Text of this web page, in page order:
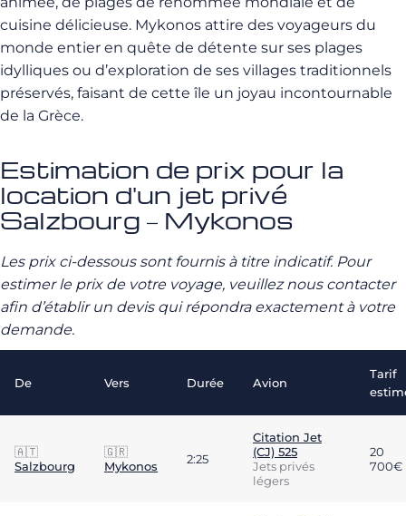
cuisine délicieuse. Mykonos attire des voyageurs du
monde entier en quête de détente sur ses plages
idylliques ou d’exploration de ses villages traditionnels
préservés, faisant de cette île un joyau incontournable
de la Grèce.
Estimation de prix pour la
location d'un jet privé
Salzbourg – Mykonos
Les prix ci-dessous sont fournis à titre indicatif. Pour
estimer le prix de votre voyage, veuillez nous contacter
afin d’établir un devis qui répondra exactement à votre
demande.
De Vers Durée Avion
Tarif
🇦🇹
Salzbourg
🇬🇷
Mykonos
2:25
Citation Jet
(CJ) 525
Jets privés
légers
20
700€